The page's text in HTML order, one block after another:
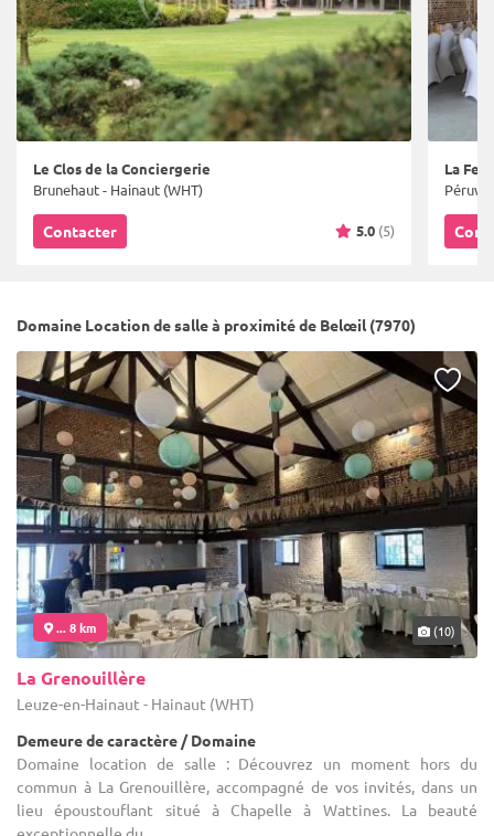
Le Clos de la Conciergerie
Brunehaut - Hainaut (WHT)
Contacter 5.0 (5)
La
Domaine Location de salle à proximité de Belœil (7970)
... 8 km (10)
La Grenouillère
Leuze-en-Hainaut - Hainaut (WHT)
Demeure de caractère / Domaine
Domaine location de salle : Découvrez un moment hors du
commun à La Grenouillère, accompagné de vos invités, dans un
lieu époustouflant situé à Chapelle à Wattines. La beauté